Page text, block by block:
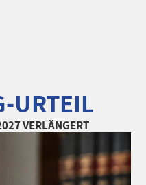
URTEIL
VERLÄNGERT